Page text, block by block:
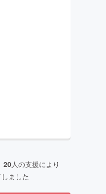
20人の支援により
ました